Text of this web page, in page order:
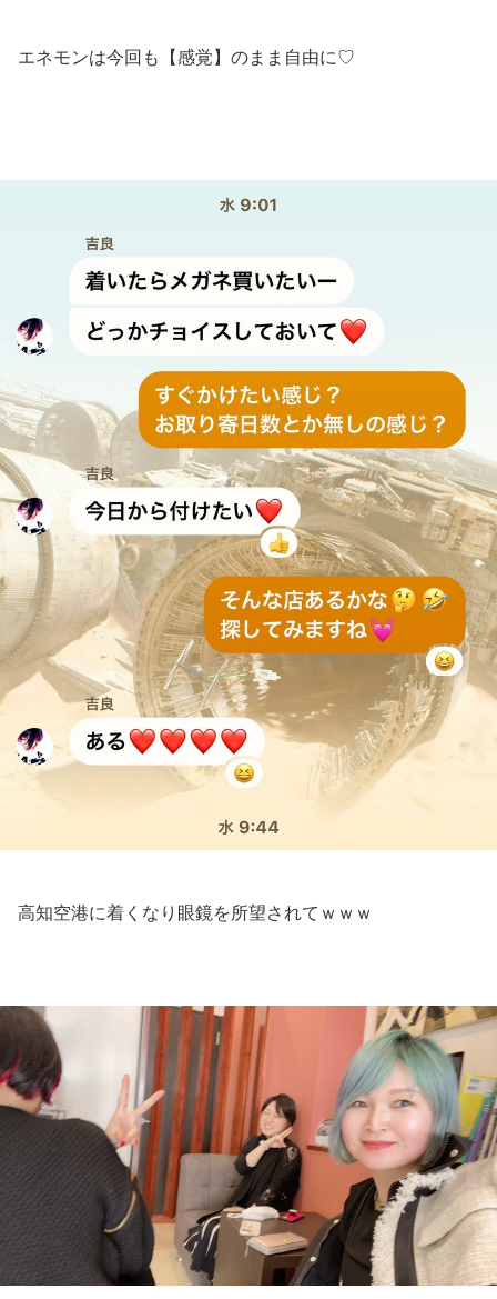
エネモンは今回も【感覚】のまま自由に♡
高知空港に着くなり眼鏡を所望されてｗｗｗ